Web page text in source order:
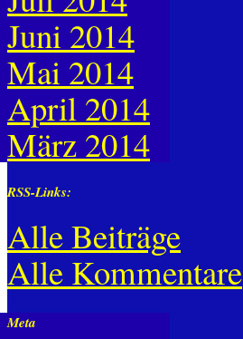
Juni 2014
Mai 2014
April 2014
März 2014
RSS-Links:
Alle Beiträge
Alle Kommentare
Meta